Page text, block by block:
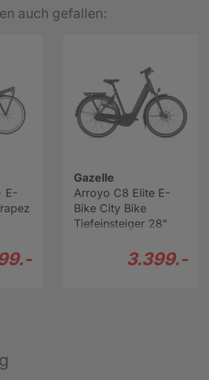
auch gefallen:
E-
Gazelle
Arroyo C8 Elite E-
Bike City Bike
Tiefeinsteiger 28"
3.399.-